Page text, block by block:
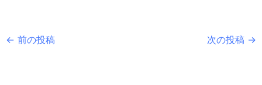
Post
← 前の投稿 次の投稿 →